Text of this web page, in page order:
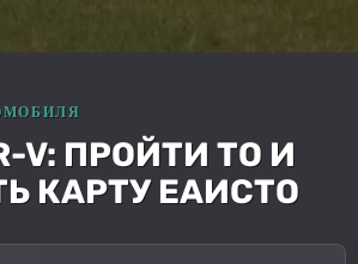
V: ПРОЙТИ ТО И
КАРТУ ЕАИСТО